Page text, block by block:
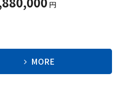
円
MORE